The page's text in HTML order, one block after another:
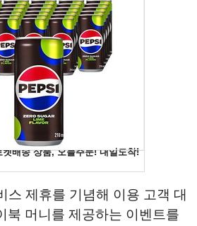
스 제휴를 기념해 이용 고객 대
북 머니를 제공하는 이벤트를